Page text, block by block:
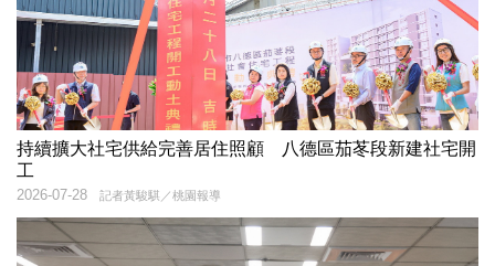
持續擴大社宅供給完善居住照顧 八德區茄苳段新建社宅開
工
記者黃駿騏／桃園報導
2026-07-28